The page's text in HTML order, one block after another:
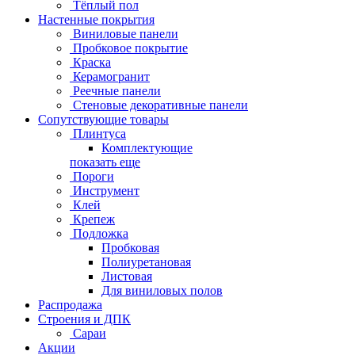
Тёплый пол
Настенные покрытия
Виниловые панели
Пробковое покрытие
Краска
Керамогранит
Реечные панели
Стеновые декоративные панели
Сопутствующие товары
Плинтуса
Комплектующие
показать еще
Пороги
Инструмент
Клей
Крепеж
Подложка
Пробковая
Полиуретановая
Листовая
Для виниловых полов
Распродажа
Строения и ДПК
Сараи
Акции